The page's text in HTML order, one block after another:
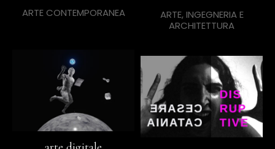
ARTE CONTEMPORANEA
ARTE, INGEGNERIA E
ARCHITETTURA